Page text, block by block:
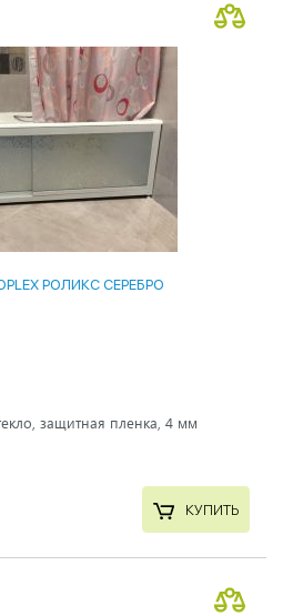
РОЛИКС СЕРЕБРО
защитная пленка, 4 мм
КУПИТЬ